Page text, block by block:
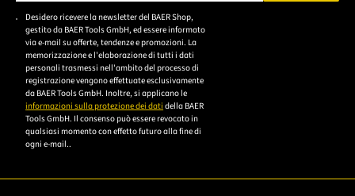
Bitte geben Sie eine gültige E-Mail-Adresse ein.
Desidero ricevere la newsletter del BAER Shop,
gestito da BAER Tools GmbH, ed essere informato
via e-mail su offerte, tendenze e promozioni. La
memorizzazione e l'elaborazione di tutti i dati
personali trasmessi nell'ambito del processo di
registrazione vengono effettuate esclusivamente
da BAER Tools GmbH. Inoltre, si applicano le
informazioni sulla protezione dei dati della BAER
Tools GmbH. Il consenso può essere revocato in
qualsiasi momento con effetto futuro alla fine di
ogni e-mail..